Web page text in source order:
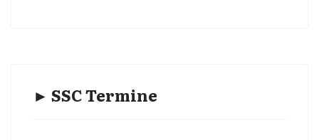
► SSC Termine